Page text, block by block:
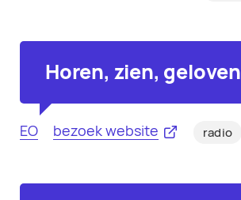
Horen, zien, geloven
EO bezoek website radio